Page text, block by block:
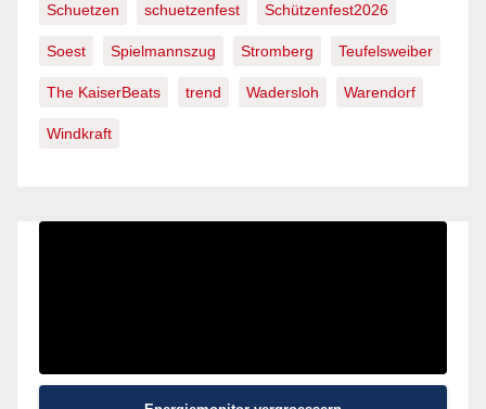
Schuetzen schuetzenfest Schützenfest2026
Soest Spielmannszug Stromberg Teufelsweiber
The KaiserBeats trend Wadersloh Warendorf
Windkraft